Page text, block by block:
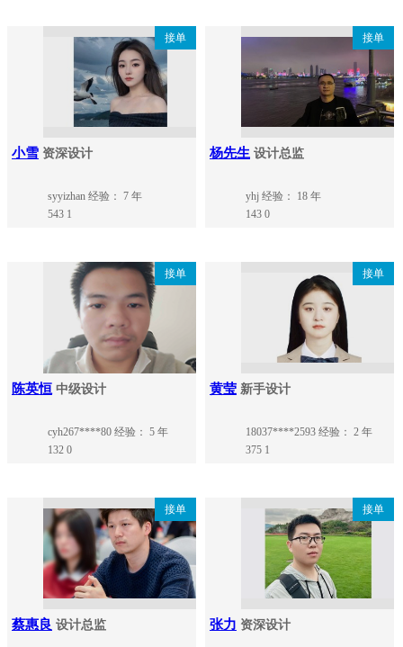
接单
小雪 资深设计
syyizhan 经验： 7 年
543 1
接单
杨先生 设计总监
yhj 经验： 18 年
143 0
接单
陈英恒 中级设计
cyh267****80 经验： 5 年
132 0
接单
黄莹 新手设计
18037****2593 经验： 2 年
375 1
接单
蔡惠良 设计总监
接单
张力 资深设计